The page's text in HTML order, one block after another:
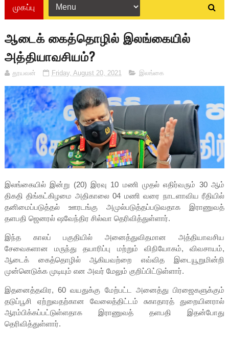
முகப்பு
ஆடைக் கைத்தொழில் இலங்கையில்
அத்தியாவசியம்?
தூயவன் Friday, August 20, 2021 இலங்கை
இலங்கையில் இன்று (20) இரவு 10 மணி முதல் எதிர்வரும் 30 ஆம்
திகதி திங்கட்கிழமை அதிகாலை 04 மணி வரை நாடளாவிய ரீதியில்
தனிமைப்படுத்தல் ஊரடங்கு அமுல்படுத்தப்படுவதாக இராணுவத்
தளபதி ஜெனரல் ஷவேந்திர சில்வா தெரிவித்துள்ளார்.
இந்த காலப் பகுதியில் அனைத்துவிதமான அத்தியாவசிய
சேவைகளான மருந்து தயாரிப்பு மற்றும் விநியோகம், விவசாயம்,
ஆடைக் கைத்தொழில் ஆகியவற்றை எவ்வித இடையூறுமின்றி
முன்னெடுக்க முடியும் என அவர் மேலும் குறிப்பிட்டுள்ளார்.
இதனைத்தவிர, 60 வயதுக்கு மேற்பட்ட அனைத்து பிரஜைகளுக்கும்
தடுப்பூசி ஏற்றுவதற்கான வேலைத்திட்டம் சுகாதாரத் துறையினரால்
ஆரம்பிக்கப்பட்டுள்ளதாக இராணுவத் தளபதி இதன்போது
தெரிவித்துள்ளார்.